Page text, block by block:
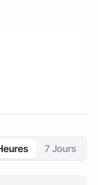
7 Jours